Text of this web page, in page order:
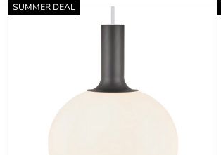
SUMMER DEAL